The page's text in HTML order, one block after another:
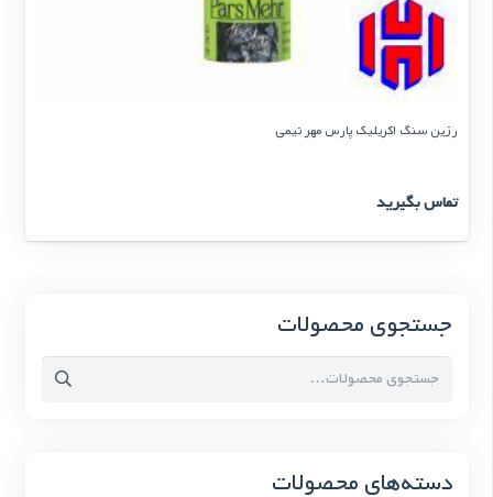
جستجوی محصولات
جستجو
دسته‌های محصولات
رزین سنگ اکریلیک پارس مهر نیمی
تماس بگیرید